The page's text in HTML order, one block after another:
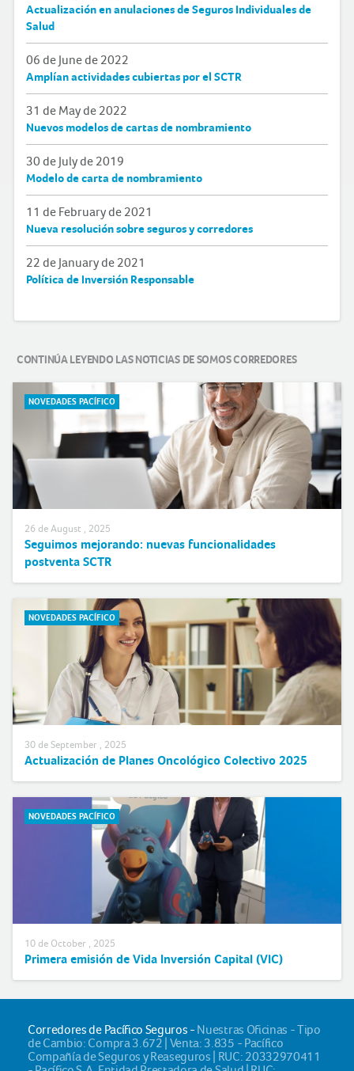
Actualización en anulaciones de Seguros Individuales de
Salud
06 de June de 2022
Amplían actividades cubiertas por el SCTR
31 de May de 2022
Nuevos modelos de cartas de nombramiento
30 de July de 2019
Modelo de carta de nombramiento
11 de February de 2021
Nueva resolución sobre seguros y corredores
22 de January de 2021
Política de Inversión Responsable
CONTINÚA LEYENDO LAS NOTICIAS DE SOMOS CORREDORES
NOVEDADES PACÍFICO
26 de August , 2025
Seguimos mejorando: nuevas funcionalidades
postventa SCTR
NOVEDADES PACÍFICO
30 de September , 2025
Actualización de Planes Oncológico Colectivo 2025
NOVEDADES PACÍFICO
10 de October , 2025
Primera emisión de Vida Inversión Capital (VIC)
Corredores de Pacífico Seguros - Nuestras Oficinas - Tipo
de Cambio: Compra 3.672 | Venta: 3.835 - Pacífico
Compañía de Seguros y Reaseguros | RUC: 20332970411